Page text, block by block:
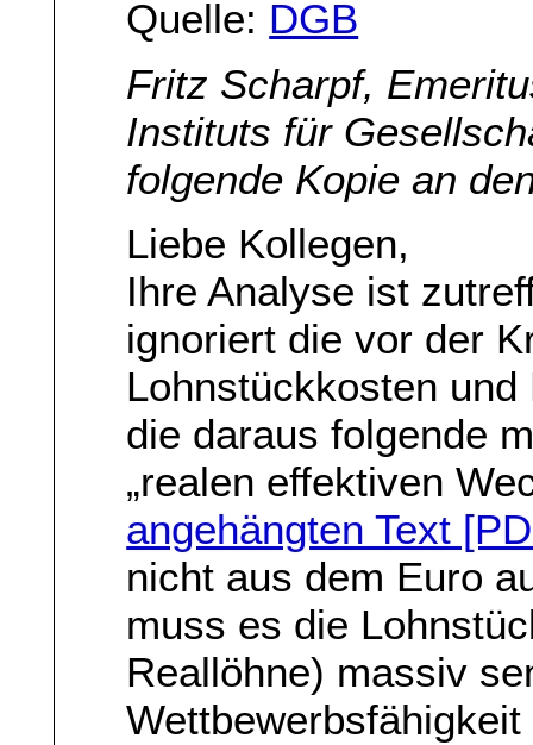
Quelle: DGB
Fritz Scharpf,
Instituts für
folgende Kopie an
Liebe Kollegen,
Ihre Analyse ist
ignoriert die vor der
Lohnstückkosten
die daraus folgende
„realen effektiven
angehängten Text
nicht aus dem Euro
muss es die
Reallöhne) massiv